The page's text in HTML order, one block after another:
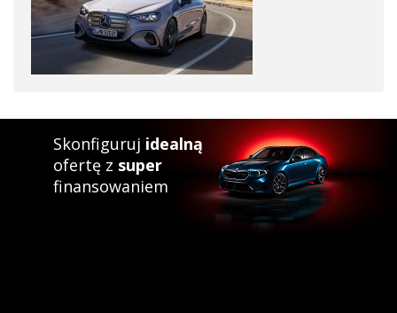
Skonfiguruj idealną
ofertę z super
finansowaniem